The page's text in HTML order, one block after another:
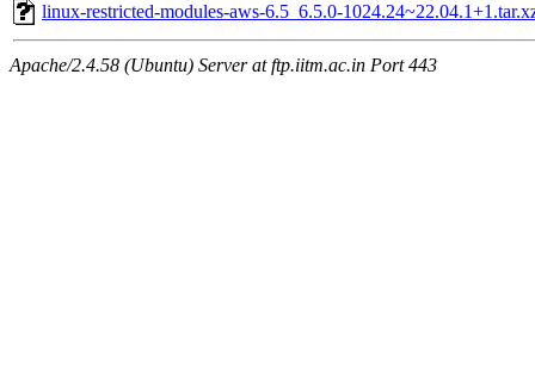
linux-restricted-modules-aws-6.5_6.5.0-
Apache/2.4.58 (Ubuntu) Server at ftp.iitm.ac.in Port 443